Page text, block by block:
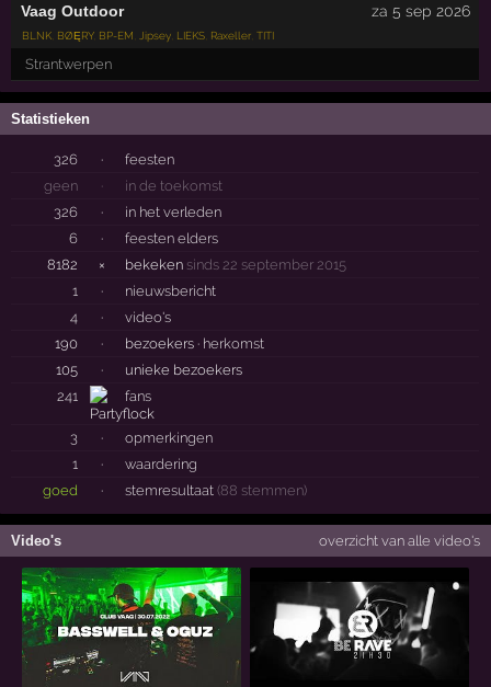
Vaag Outdoor za 5 sep 2026
BLNK BØĘRY, BP-EM Jipsey LIEKS Raxeller ,TITI
Strantwerpen
Statistieken
326 ·
feesten
geen
·
in de toekomst
326
·
in het verleden
6
·
feesten elders
8182
× bekeken sinds 22 september 2015
1
·
nieuwsbericht
4
·
video's
190
· bezoekers · herkomst
105
·
unieke bezoekers
241
fans
3 ·
opmerkingen
1
·
waardering
goed
· stemresultaat (88 stemmen)
Video's overzicht van alle video's